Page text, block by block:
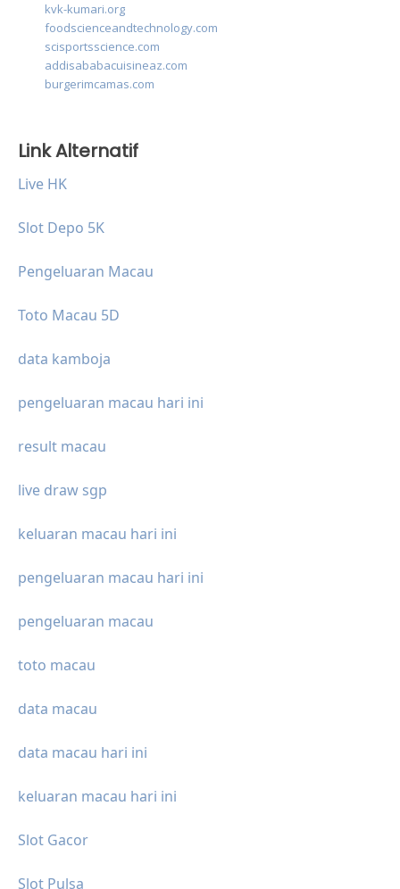
kvk-kumari.org
foodscienceandtechnology.com
scisportsscience.com
addisababacuisineaz.com
burgerimcamas.com
Link Alternatif
Live HK
Slot Depo 5K
Pengeluaran Macau
Toto Macau 5D
data kamboja
pengeluaran macau hari ini
result macau
live draw sgp
keluaran macau hari ini
pengeluaran macau hari ini
pengeluaran macau
toto macau
data macau
data macau hari ini
keluaran macau hari ini
Slot Gacor
Slot Pulsa